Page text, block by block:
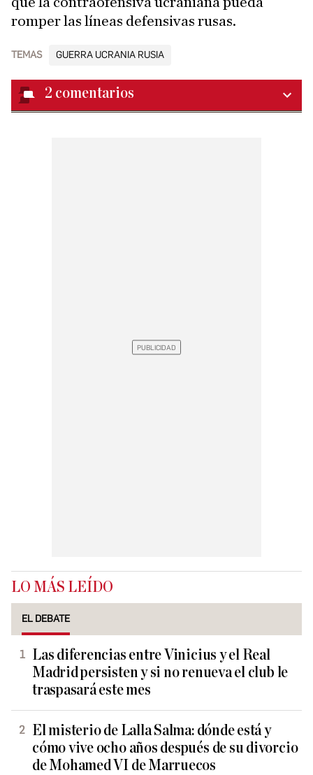
romper las líneas defensivas rusas.
TEMAS GUERRA UCRANIA RUSIA
2 comentarios
LO MÁS LEÍDO
EL DEBATE
Las diferencias entre Vinicius y el Real
Madrid persisten y si no renueva el club le
traspasará este mes
El misterio de Lalla Salma: dónde está y
cómo vive ocho años después de su divorcio
de Mohamed VI de Marruecos